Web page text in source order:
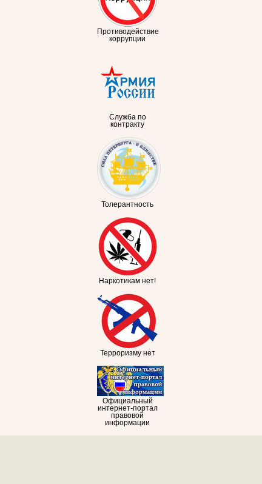
Противодействие
коррупции
Служба по
контракту
Толерантность
Наркотикам нет!
Терроризму нет
Официальный
интернет-портал
правовой
информации